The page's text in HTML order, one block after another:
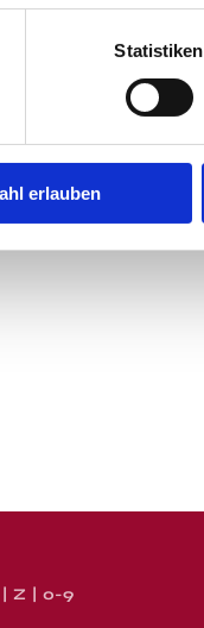
Statistiken
erlauben
Z 0-9